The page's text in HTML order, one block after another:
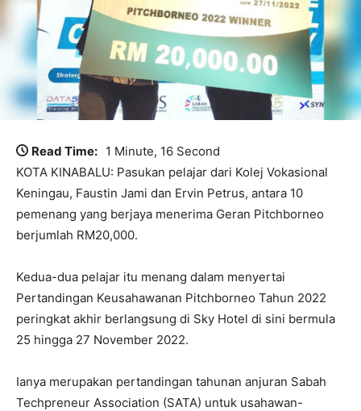
Read Time: 1 Minute, 16 Second
KOTA KINABALU: Pasukan pelajar dari Kolej Vokasional
Keningau, Faustin Jami dan Ervin Petrus, antara 10
pemenang yang berjaya menerima Geran Pitchborneo
berjumlah RM20,000.
Kedua-dua pelajar itu menang dalam menyertai
Pertandingan Keusahawanan Pitchborneo Tahun 2022
peringkat akhir berlangsung di Sky Hotel di sini bermula
25 hingga 27 November 2022.
Ianya merupakan pertandingan tahunan anjuran Sabah
Techpreneur Association (SATA) untuk usahawan-